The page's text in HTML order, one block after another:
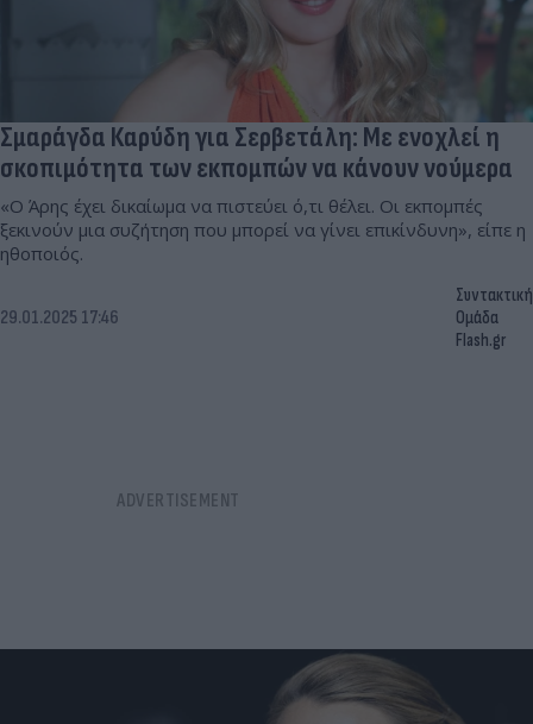
Σμαράγδα Καρύδη για Σερβετάλη: Με ενοχλεί η
σκοπιμότητα των εκπομπών να κάνουν νούμερα
«Ο Άρης έχει δικαίωμα να πιστεύει ό,τι θέλει. Οι εκπομπές
ξεκινούν μια συζήτηση που μπορεί να γίνει επικίνδυνη», είπε η
ηθοποιός.
29.01.2025 17:46
Συντακτική
Ομάδα
Flash.gr